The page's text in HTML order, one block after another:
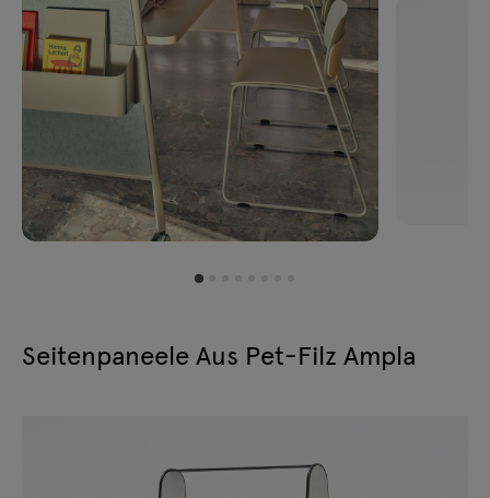
Seitenpaneele Aus Pet-Filz Ampla